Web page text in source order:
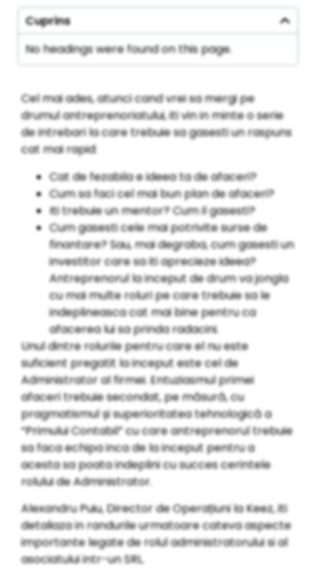
Cel mai ades, atunci cand vrei sa mergi pe
drumul antreprenoriatului, iti vin in minte o serie
de intrebari la care trebuie sa gasesti un raspuns
cat mai rapid:
Cat de fezabila e ideea ta de afaceri?
Cum sa faci cel mai bun plan de afaceri?
Iti trebuie un mentor? Cum il gasesti?
Cum gasesti cele mai potrivite surse de
finantare? Sau, mai degraba, cum gasesti un
investitor care sa iti aprecieze ideea?
Antreprenorul la inceput de drum va jongla
cu mai multe roluri pe care trebuie sa le
indeplineasca cat mai bine pentru ca
afacerea lui sa prinda radacini.
Unul dintre rolurile pentru care el nu este
suficient pregatit la inceput este cel de
Administrator al firmei. Entuziasmul primei
afaceri trebuie secondat, pe măsură, cu
pragmatismul și superioritatea tehnologică a
“Primului Contabil” cu care antreprenorul trebuie
sa faca echipa inca de la inceput pentru a
acesta sa poata indeplini cu succes cerintele
rolului de Administrator.
Alexandru Puiu, Director de Operațiuni la Keez, iti
detaliaza in randurile urmatoare cateva aspecte
importante legate de rolul administratorului si al
asociatului intr-un SRL.
Cuprins
No headings were found on this page.